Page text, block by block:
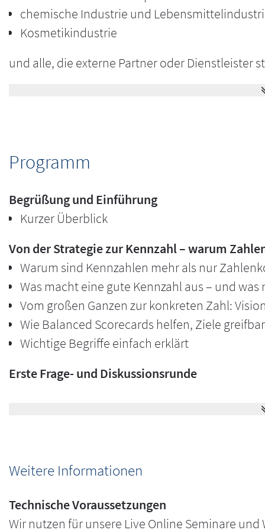
chemische Industrie und
Kosmetikindustrie
und alle, die externe Partner oder Dienstleister
pharmazeutischen Industrie reicht GMP-Wissen
geht. Doch viele Naturwissenschaftler/ innen,
vertiefte betriebswirtschaftliche Ausbildung mit.
Die Folge: Viele KPIs bleiben Black Boxes –
In diesem Live Online Seminar bekommen Sie
wichtigsten Kennzahlen in der
Sie lernen, wie Kennzahlen aus strategischen
Werte in Ihrem GMP-Umfeld wirklich zählen und
KPIs zu arbeiten.
Programm
Begrüßung und Einführung
Kurzer Überblick
Von der Strategie zur Kennzahl – warum
Warum sind Kennzahlen mehr als nur
Was macht eine gute Kennzahl aus – und was
Vom großen Ganzen zur konkreten Zahl:
Wie Balanced Scorecards helfen, Ziele
Wichtige Begriffe einfach erklärt
Erste Frage- und Diskussionsrunde
Kennzahlen im Detail – was zählt in der Praxis?
- Fehlerrate
- Schulungsgrad
- Ausbeute
Weitere Informationen
Technische Voraussetzungen
Wir nutzen für unsere Live Online Seminare und